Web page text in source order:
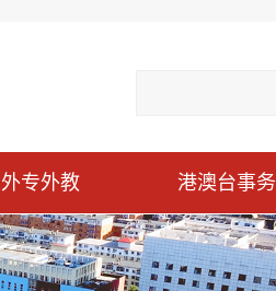
外专外教 港澳台事务